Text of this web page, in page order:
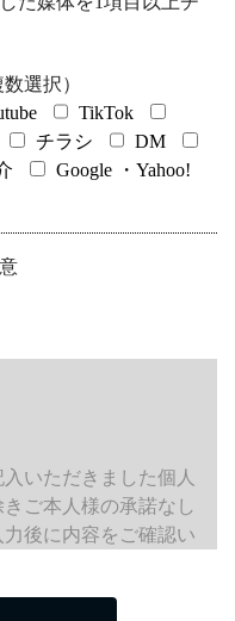
選択）
TikTok
チラシ
DM
Google ・Yahoo!
いただきました個人
ご本人様の承諾なし
後に内容をご確認い